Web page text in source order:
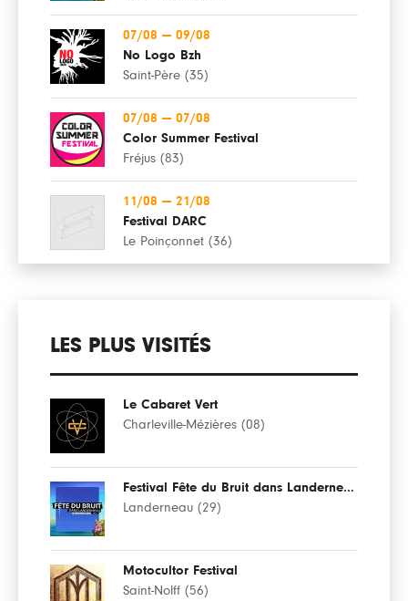
07/08 — 09/08
No Logo Bzh
Saint-Père (35)
07/08 — 07/08
Color Summer Festival
Fréjus (83)
11/08 — 21/08
Festival DARC
Le Poinçonnet (36)
LES PLUS VISITÉS
Le Cabaret Vert
Charleville-Mézières (08)
Festival Fête du Bruit dans Landerneau
Landerneau (29)
Motocultor Festival
Saint-Nolff (56)